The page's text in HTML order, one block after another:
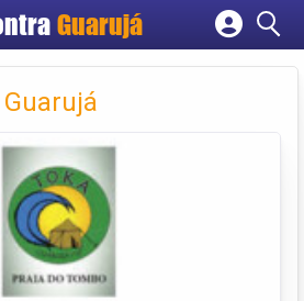
Guarujá
Cadastrar empresa
Criar conta